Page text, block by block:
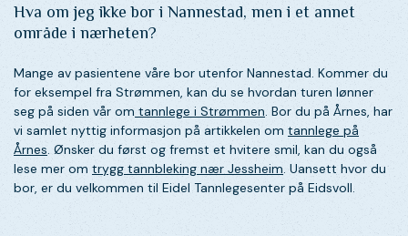
Hva om jeg ikke bor i Nannestad, men i et annet
område i nærheten?
Mange av pasientene våre bor utenfor Nannestad. Kommer du
for eksempel fra Strømmen, kan du se hvordan turen lønner
seg på siden vår om tannlege i Strømmen. Bor du på Årnes, har
vi samlet nyttig informasjon på artikkelen om tannlege på
Årnes. Ønsker du først og fremst et hvitere smil, kan du også
lese mer om trygg tannbleking nær Jessheim. Uansett hvor du
bor, er du velkommen til Eidel Tannlegesenter på Eidsvoll.